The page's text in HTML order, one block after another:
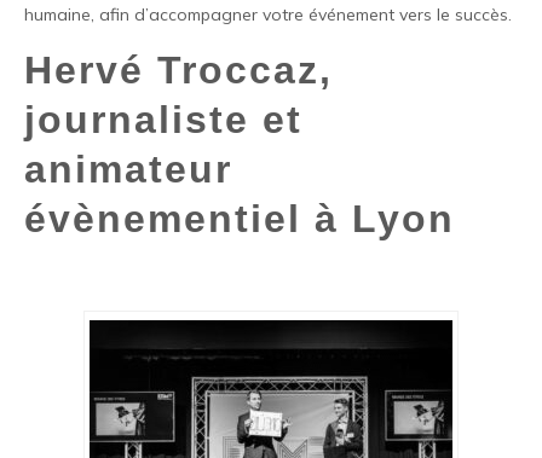
humaine, afin d’accompagner votre événement vers le succès.
Hervé Troccaz,
journaliste et
animateur
évènementiel à Lyon